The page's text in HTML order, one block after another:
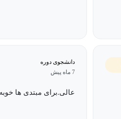
دانشجوی دوره
7 ماه پیش
عالی.برای مبتدی ها